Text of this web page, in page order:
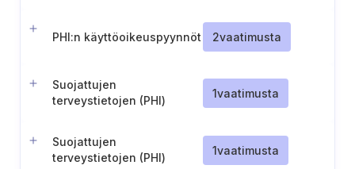
toimittaminen
PHI:n käyttöoikeuspyynnöt 2vaatimusta
Suojattujen
terveystietojen (PHI)
1vaatimusta
Suojattujen
terveystietojen (PHI)
1vaatimusta